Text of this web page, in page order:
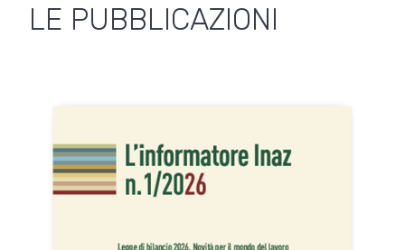
LE PUBBLICAZIONI